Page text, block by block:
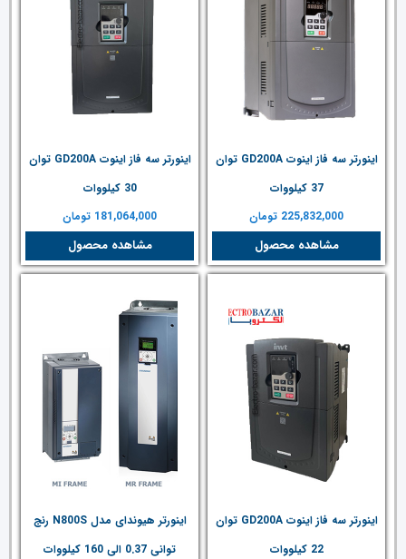
اینورتر سه فاز اینوت GD200A توان
37 کیلووات
225,832,000 تومان
مشاهده محصول
اینورتر سه فاز اینوت GD200A توان
30 کیلووات
181,064,000 تومان
مشاهده محصول
اینورتر سه فاز اینوت GD200A توان
22 کیلووات
اینورتر هیوندای مدل N800S رنج
توانی 0.37 الی 160 کیلووات